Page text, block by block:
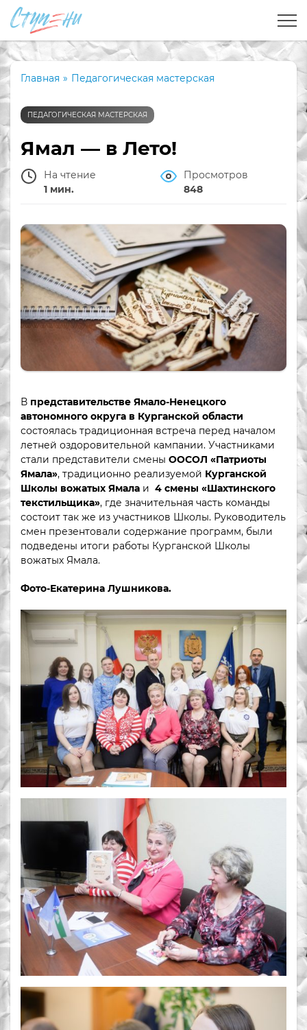
Главная » Педагогическая мастерская
ПЕДАГОГИЧЕСКАЯ МАСТЕРСКАЯ
Ямал — в Лето!
На чтение
1 мин.
Просмотров
848
В представительстве Ямало-Ненецкого
автономного округа в Курганской области
состоялась традиционная встреча перед началом
летней оздоровительной кампании. Участниками
стали представители смены ООСОЛ «Патриоты
Ямала», традиционно реализуемой Курганской
Школы вожатых Ямала и 4 смены «Шахтинского
текстильщика», где значительная часть команды
состоит так же из участников Школы. Руководитель
смен презентовали содержание программ, были
подведены итоги работы Курганской Школы
вожатых Ямала.
Фото-Екатерина Лушникова.